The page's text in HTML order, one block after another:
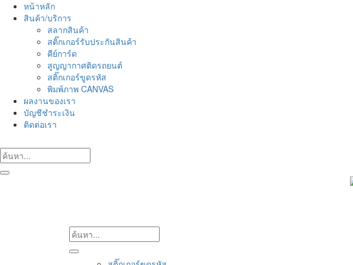
Skip
หน้าหลัก
สินค้า/บริการ
สลากสินค้า
สติ๊กเกอร์รับประกันสินค้า
คีย์การ์ด
สูญญากาศติดรถยนต์
สติ๊กเกอร์ขูดรหัส
พิมพ์ภาพ CANVAS
ผลงานของเรา
บัญชีชำระเงิน
ติดต่อเรา